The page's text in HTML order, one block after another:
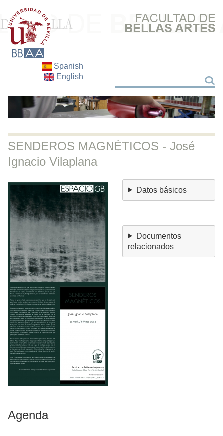
Spanish
English
Buscar
SENDEROS MAGNÉTICOS - José
Ignacio Vilaplana
Datos básicos
Documentos
relacionados
Agenda